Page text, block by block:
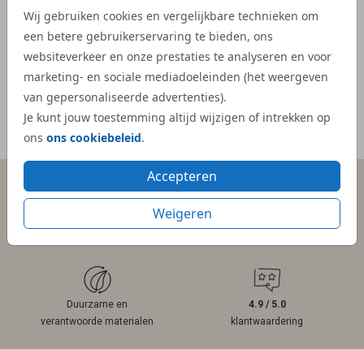
Wij gebruiken cookies en vergelijkbare technieken om
een betere gebruikerservaring te bieden, ons
websiteverkeer en onze prestaties te analyseren en voor
marketing- en sociale mediadoeleinden (het weergeven
van gepersonaliseerde advertenties).
Je kunt jouw toestemming altijd wijzigen of intrekken op
ons ons cookiebeleid.
Accepteren
Weigeren
-
Duurzame en
verantwoorde materialen
4.9 / 5.0
klantwaardering